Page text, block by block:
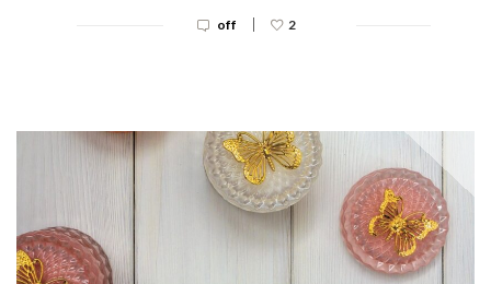
off | 2